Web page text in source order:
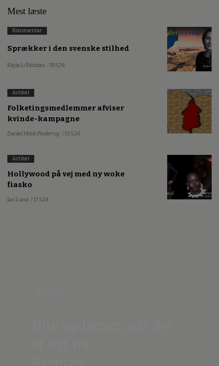
Mest læste
Kommentar
Sprækker i den svenske stilhed
Kajsa Li Paludan / 19.5.26
Artikel
Folketingsmedlemmer afviser
kvinde-kampagne
Daniel Holst Pinderup / 13.5.26
Artikel
Hollywood på vej med ny woke
fiasko
Jan Lund / 17.5.26